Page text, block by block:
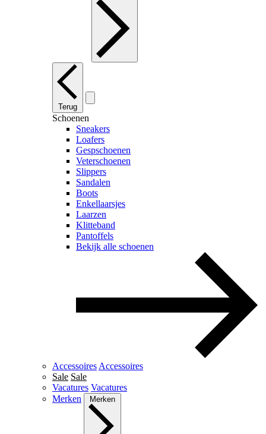
Terug
Schoenen
Sneakers
Loafers
Gespschoenen
Veterschoenen
Slippers
Sandalen
Boots
Enkellaarsjes
Laarzen
Klitteband
Pantoffels
Bekijk alle schoenen
Accessoires Accessoires
Sale Sale
Vacatures Vacatures
Merken
Merken